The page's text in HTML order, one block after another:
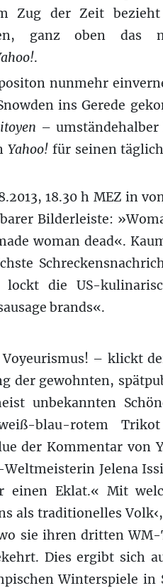
Zug der Zeit
ganz oben das
.
nunmehr
ins Gerede
–
Yahoo! für seinen
18.30 h MEZ in
Bilderleiste:
woman dead«.
die US-
brands«.
– klickt
der gewohnten,
unbekannten
blau-rotem
der Kommentar von
Jelena
Eklat.« Mit
als traditionelles
sie ihren dritten
Dies ergibt sich
Winterspiele in